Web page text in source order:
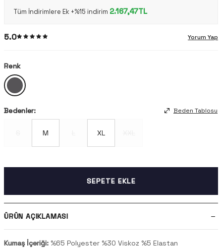
Tüm İndirimlere Ek +%15 indirim 2.167,47TL
5.0 Yorum Yap
Renk
Bedenler: Beden Tablosu
M XL
SEPETE EKLE
ÜRÜN AÇIKLAMASI
Kumaş İçeriği: %65 Polyester %30 Viskoz %5 Elastan